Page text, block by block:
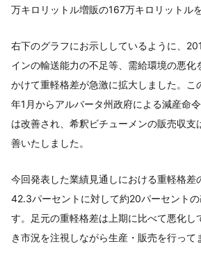
万キロリットル増販の167万キロリットル
右下のグラフにお示ししているように、
インの輸送能力の不足等、需給環境の悪化
かけて重軽格差が急激に拡大しました。こ
年1月からアルバータ州政府による減産命
は改善され、希釈ビチューメンの販売収支
善いたしました。
今回発表した業績見通しにおける重軽格差
42.3パーセントに対して約20パーセント
す。足元の重軽格差は上期に比べて悪化し
き市況を注視しながら生産・販売を行って